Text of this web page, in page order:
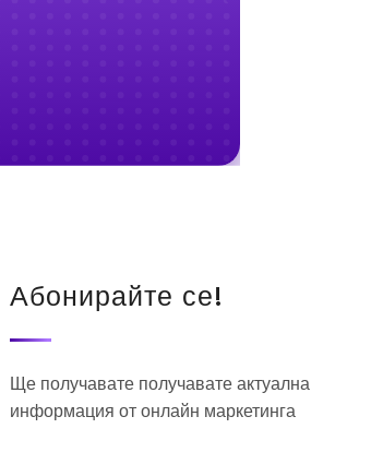
Абонирайте се!
Ще получавате получавате актуална
информация от онлайн маркетинга